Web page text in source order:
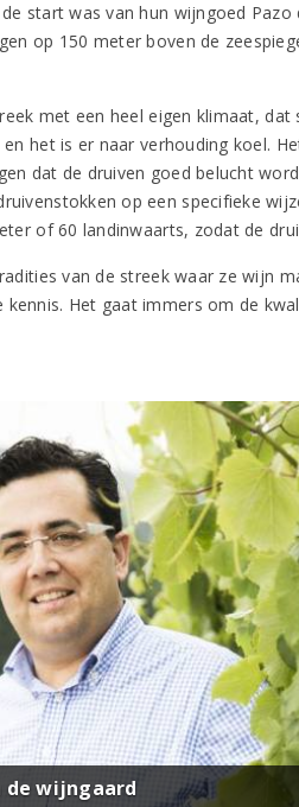
start was van hun wijngoed
op 150 meter boven de
met een heel eigen klimaat,
het is er naar verhouding koel.
dat de druiven goed belucht
op een specifieke
of 60 landinwaarts, zodat de
van de streek waar ze wijn
Het gaat immers om de
de wijngaard